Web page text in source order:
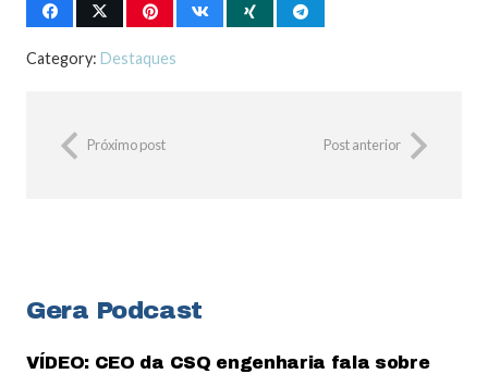
Category: Destaques
Próximo post Post anterior
Gera Podcast
VÍDEO: CEO da CSQ engenharia fala sobre